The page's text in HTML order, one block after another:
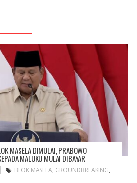
MASELA DIMULAI, PRABOWO
MALUKU MULAI DIBAYAR
BLOK MASELA, GROUNDBREAKING,